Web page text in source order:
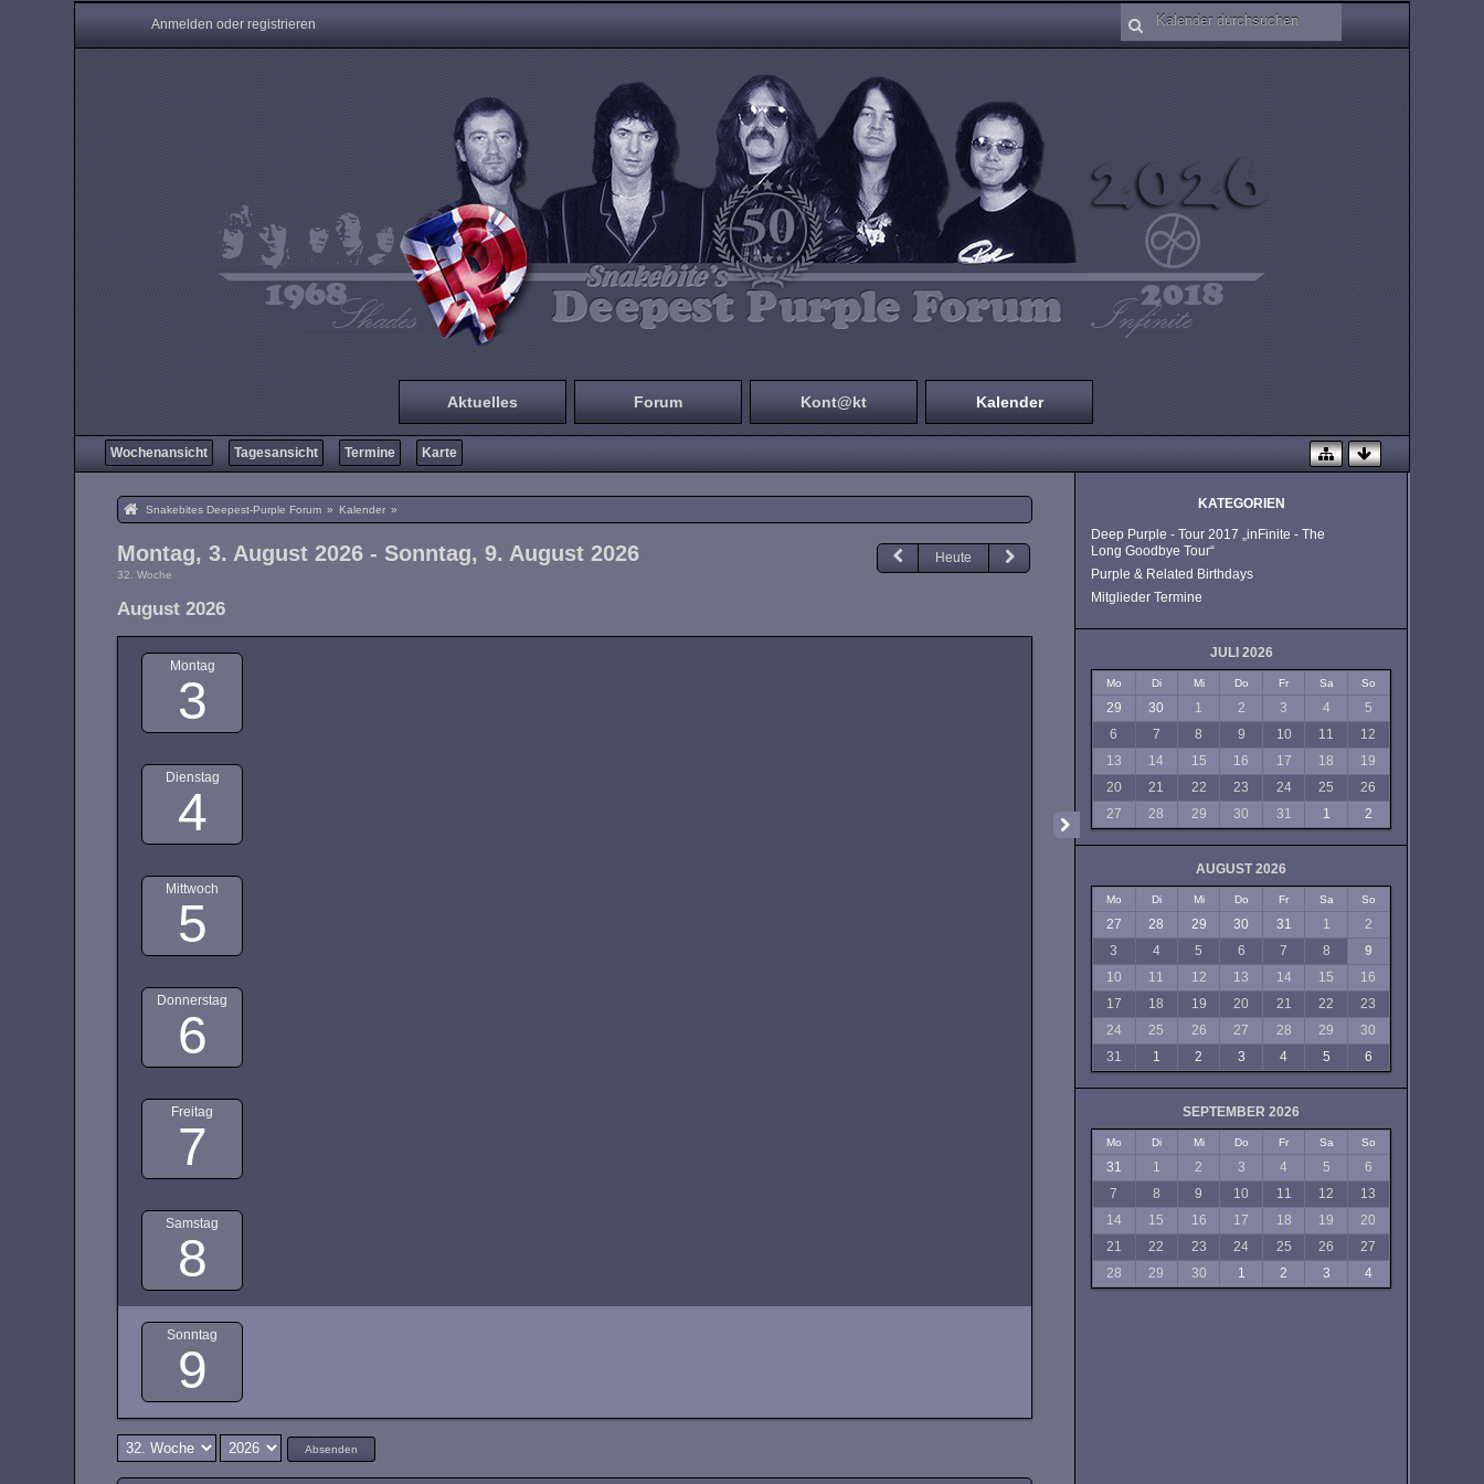
Anmelden oder registrieren
Aktuelles Forum Kont@kt Kalender
Wochenansicht Tagesansicht Termine Karte
Snakebites Deepest-Purple Forum » Kalender »
Montag, 3. August 2026 - Sonntag, 9. August 2026
32. Woche
Heute
August 2026
Montag
3
Dienstag
4
Mittwoch
5
Donnerstag
6
Freitag
7
Samstag
8
Sonntag
9
Absenden
KATEGORIEN
Deep Purple - Tour 2017 „inFinite - The
Long Goodbye Tour“
Purple & Related Birthdays
Mitglieder Termine
JULI 2026
Mo Di Mi Do Fr Sa So
29 30 1 2 3 4
5
6
7 8 9 10 11
12
13
14 15 16 17 18
19
20
21 22 23 24 25
26
27
28 29 30 31 1 2
AUGUST 2026
Mo Di Mi Do Fr Sa So
27 28 29 30 31 1
2
3
4 5 6 7 8
9
10
11 12 13 14 15
16
17
18 19 20 21 22
23
24
25 26 27 28 29
30
31
1 2 3 4 5 6
SEPTEMBER 2026
Mo Di Mi Do Fr Sa So
31 1 2 3 4 5
6
7
8 9 10 11 12
13
14
15 16 17 18 19
20
21
22 23 24 25 26
27
28
29 30 1 2 3 4